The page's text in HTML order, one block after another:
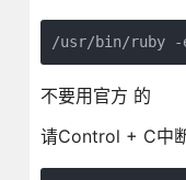
/usr/bin/ruby
不要用官方 的
请Control + C中